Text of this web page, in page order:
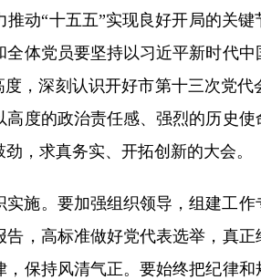
动“十五五”实现良好开局的关
体党员要坚持以习近平新时代
，深刻认识开好市第十三次党
度的政治责任感、强烈的历史
，求真务实、开拓创新的大会。
施。要加强组织领导，组建工
，高标准做好党代表选举，真正
保持风清气正。要始终把纪律